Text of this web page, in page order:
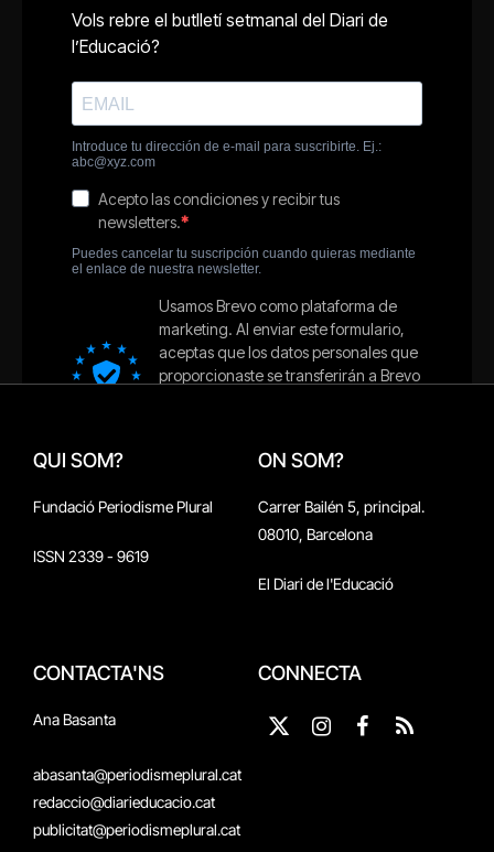
QUI SOM?
Fundació Periodisme Plural
ISSN 2339 - 9619
ON SOM?
Carrer Bailén 5, principal.
08010, Barcelona
El Diari de l'Educació
CONTACTA'NS
Ana Basanta
abasanta@periodismeplural.cat
redaccio@diarieducacio.cat
publicitat@periodismeplural.cat
CONNECTA
X
Instagram
Facebook
RSS